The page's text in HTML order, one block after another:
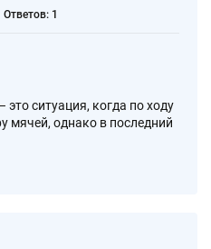
Ответов: 1
ситуация, когда по ходу
мячей, однако в последний